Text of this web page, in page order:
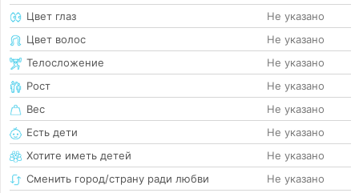
Цвет глаз
Не указано
Цвет волос
Не указано
Телосложение
Не указано
Рост
Не указано
Вес
Не указано
Есть дети
Не указано
Хотите иметь детей
Не указано
Сменить город/страну ради любви
Не указано